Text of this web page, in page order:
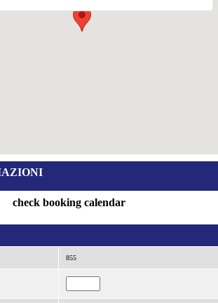
check booking calendar
855